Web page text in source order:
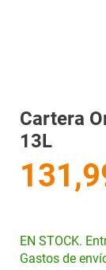
Cartera
13L
EN STOCK.
Gastos de